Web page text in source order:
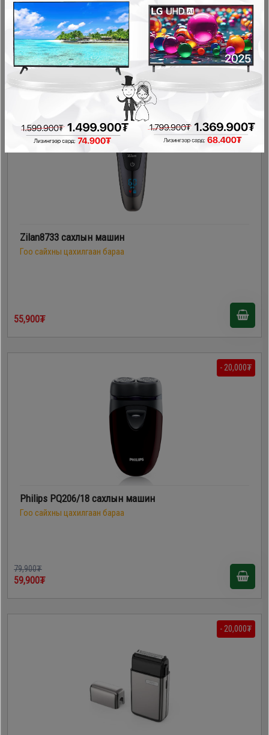
89,900₮
55,900₮
Zilan8733 сахлын машин
Гоо сайхны цахилгаан бараа
55,900₮
- 20,000₮
Philips PQ206/18 сахлын машин
Гоо сайхны цахилгаан бараа
79,900₮
59,900₮
- 20,000₮